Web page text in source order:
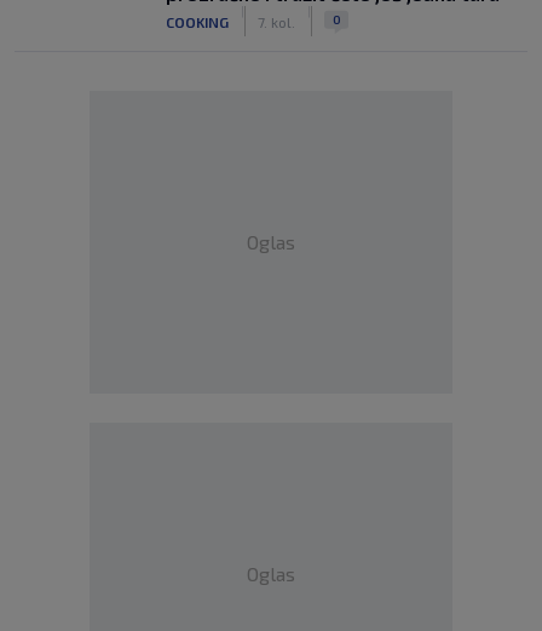
COOKING 7. kol. 0
Oglas
Oglas